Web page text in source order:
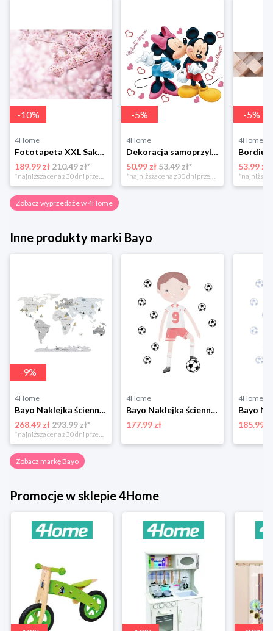
-10%
4Home
Fototapeta XXL Sakura 360 x 254 cm, 4 części 4-Home
189.99 zł210.49 zł*
*najniższa cena z 30 dni przed obniżką
-5%
4Home
Dekoracja samoprzylepna Minnie i Mickey, różowa, 42,5 x 65 cm 4-Home
50.99 zł 53.49 zł*
*najniższa cena z 30 dni przed obniżką
-5%
4Home
53.99 zł
Zobacz wyprzedaże w 4Home
Inne produkty marki Bayo
-9%
4Home
Bayo Naklejka ścienna Mapa M, szary
268.49 zł293.99 zł*
4Home
Bayo Naklejka ścienna Piłkarz, czerwony
177.99 zł
4Home
185.99 zł
Zobacz markę Bayo
Promocje w sklepie 4Home